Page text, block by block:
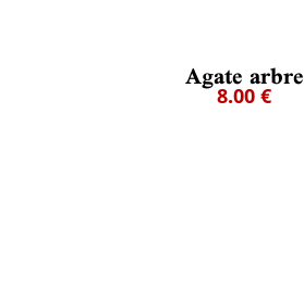
Agate arbre
8.00 €